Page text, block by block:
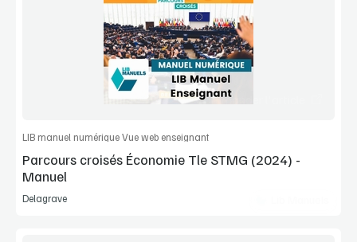
Extrait
Commander l'article
LIB manuel numérique Vue web enseignant
Parcours croisés Économie Tle STMG (2024) -
Manuel
Delagrave